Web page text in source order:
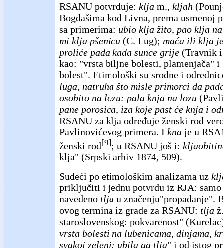
RSANU potvrđuje: klja m., kljah
Bogdašima kod Livna, prema usmenoj
sa primerima: ubio klja žito, pao klja
mi klja pšenicu (C. Lug); maća ili klja
proliće pada kada sunce grije (Travnik
kao: "vrsta biljne bolesti, plamenjača"
bolest". Etimološki su srodne i
luga, natruha što misle primorci da
osobito na lozu: pala knja na lozu
pane porosica, iza koje past će knja i
RSANU za klja određuje ženski rod
Pavlinovićevog primera. I kna je u
ženski rod[9]; u RSANU još i:
klja" (Srpski arhiv 1874, 509).
Sudeći po etimološkim analizama uz
priključiti i jednu potvrdu iz RJA: samo
navedeno tlja u značenju"propadanje".
ovog termina iz građe za RSANU: tlja
staroslovenskog: pokvarenost"
vrsta bolesti na lubenicama, dinjama,
svakoj zeleni: ubila ga tlja" i od istog